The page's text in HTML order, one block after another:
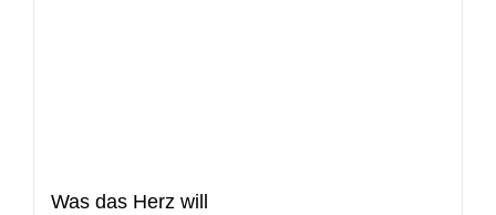
Was das Herz will